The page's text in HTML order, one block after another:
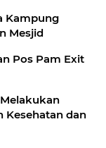
Kampung
Mesjid
Pos Pam Exit
Kesehatan dan